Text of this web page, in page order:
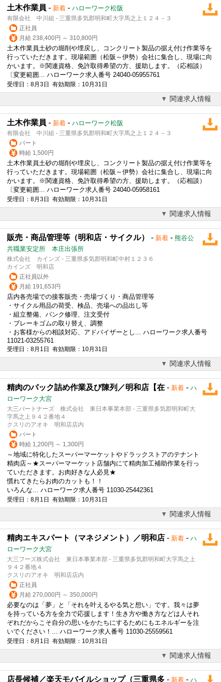
土木作業員 - 新着 - ハローワーク松阪
有限会社 中川組 - 三重県多気郡明和町大字馬之上１２４－３
正社員
月給 238,400円 ～ 310,800円
土木作業員土砂の堀削や埋戻し、コンクリート製品の据え付け作業等を
行っていただきます。現場範囲（松阪～伊勢）会社に集合し、現場に向
かいます。※関連資格、免許取得希望の方、援助します。（応相談）
〔変更範囲... ハローワーク求人番号 24040-05955761
受理日：8月3日 有効期限：10月31日
関連求人情報
土木作業員 - 新着 - ハローワーク松阪
有限会社 中川組 - 三重県多気郡明和町大字馬之上１２４－３
パート
時給 1,500円
土木作業員土砂の堀削や埋戻し、コンクリート製品の据え付け作業等を
行っていただきます。現場範囲（松阪～伊勢）会社に集合し、現場に向
かいます。※関連資格、免許取得希望の方、援助します。（応相談）
〔変更範囲... ハローワーク求人番号 24040-05958161
受理日：8月3日 有効期限：10月31日
関連求人情報
販売・商品管理等（明和店・サイクル） - 新着 - 熊谷公
共職業安定所 本庄出張所
株式会社 カインズ - 三重県多気郡明和町中村１２３６
カインズ 明和店
正社員以外
月給 191,653円
店内各売場での接客販売・売場づくり・商品管理等
・サイクル用品の荷受、検品、売場への品出し等
・組立整備、パンク修理、注文受付
・ブレーキゴムの取り替え、調整
・お客様からの相談対応、アドバイザーとし... ハローワーク求人番号
11021-03255761
受理日：8月1日 有効期限：10月31日
関連求人情報
精肉のパック詰め作業及び陳列／明和店【在 - 新着 - ハ
ローワーク大宮
大三パートナーズ 株式会社 東日本事業本部 - 三重県多気郡明和町大
字馬之上９４２番地４
クスリのアオキ 明和店店内
パート
時給 1,200円 ～ 1,300円
～地域に特化したスーパーマーケットやドラックストアのテナント
精肉店～★スーパーマーケット店舗内にて精肉加工補助作業を行っ
ていただきます。お肉好きな人必見★
慣れてきたらお肉のカットも！！
いろんな... ハローワーク求人番号 11030-25442361
受理日：8月1日 有効期限：10月31日
関連求人情報
精肉エキスパート（マネジメント）／明和店 - 新着 - ハ
ローワーク大宮
大三フーズ株式会社 東日本事業本部 - 三重県多気郡明和町大字馬之上
９４２番地４
クスリのアオキ 明和店店内
正社員
月給 270,000円 ～ 350,000円
必要なのは「夢」と「それを叶えるやる気と想い」です。我々は夢
を持っている方を全力で応援します！生き方や働き方などは人それ
ぞれだからこそ自分の思いをかたちにするためにもエネルギーを注
いでください！... ハローワーク求人番号 11030-25559561
受理日：8月1日 有効期限：10月31日
関連求人情報
店長候補／楽天モバイルショップ（三重県多 - 新着 - ハ